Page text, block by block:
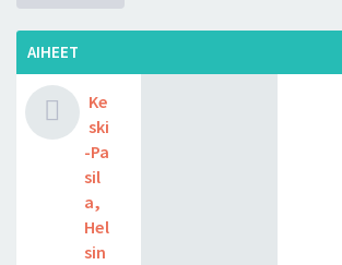
AIHEET
Ke
ski
-Pa
sil
a,
Hel
sin